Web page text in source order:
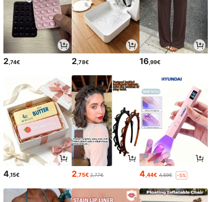
2,74€ 2,78€ 16,99€
4,15€ 2,75€ 2,77€ 4,44€ 4,69€ -5%